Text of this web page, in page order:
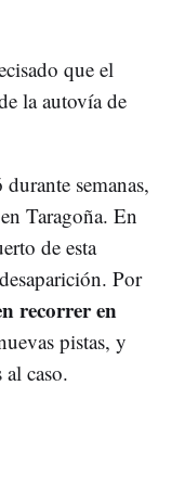
que el
la autovía de
semanas,
Taragoña. En
de esta
Por
recorrer en
pistas, y
caso.